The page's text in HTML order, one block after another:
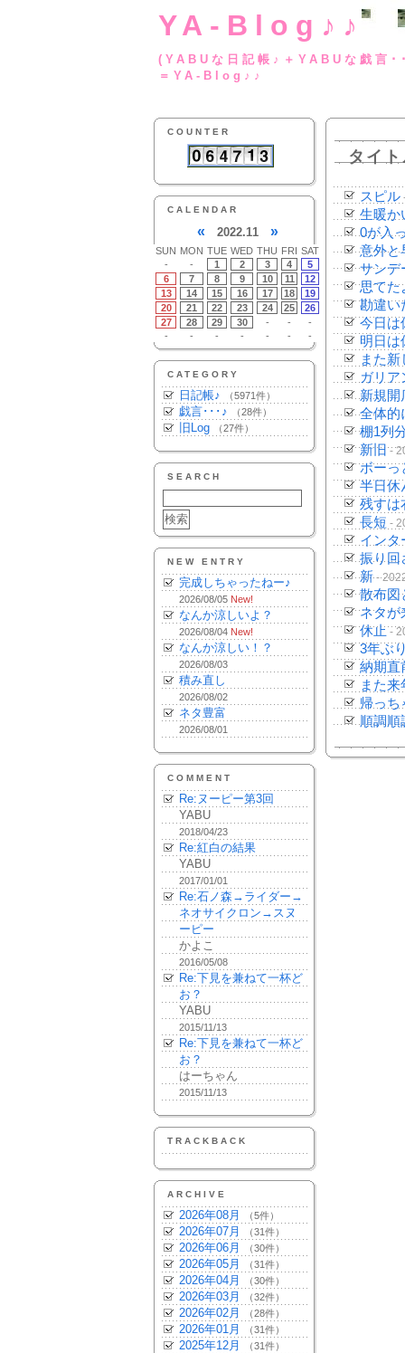
YA-Blog♪♪
(YABUな日記帳♪
＝YA-Blog♪♪
COUNTER
CALENDAR
« 2022.11 »
SUN MON TUE WED THU FRI SAT
-
- 1 2 3 4
5
6
7 8 9 10 11
12
13
14 15 16 17 18
19
20
21 22 23 24 25
26
27
28 29 30 - -
-
-
- - - - - -
CATEGORY
日記帳♪ （5971件）
戯言･･･♪ （28件）
旧Log （27件）
SEARCH
NEW ENTRY
完成しちゃったねー♪
2026/08/05 New!
なんか涼しいよ？
2026/08/04 New!
なんか涼しい！？
2026/08/03
積み直し
2026/08/02
ネタ豊富
2026/08/01
COMMENT
Re:ヌーピー第3回
YABU
2018/04/23
Re:紅白の結果
YABU
2017/01/01
Re:石ノ森→ライダー→
ネオサイクロン→スヌ
ーピー
かよこ
2016/05/08
Re:下見を兼ねて一杯ど
お？
YABU
2015/11/13
Re:下見を兼ねて一杯ど
お？
はーちゃん
2015/11/13
TRACKBACK
ARCHIVE
2026年08月 （5件）
2026年07月 （31件）
2026年06月 （30件）
2026年05月 （31件）
2026年04月 （30件）
2026年03月 （32件）
2026年02月 （28件）
2026年01月 （31件）
2025年12月 （31件）
タイ
スピル
生暖か
0が入
意外と
サンデ
思てた
勘違い
今日は
明日は
また
ガリア
新規開
全体的
棚1列
新旧 -
ボーっ
半日休
残すは
長短 -
インタ
振り回
新-
散布図
ネタが
休止 -
3年ぶ
納期直
また来
帰っち
順調順